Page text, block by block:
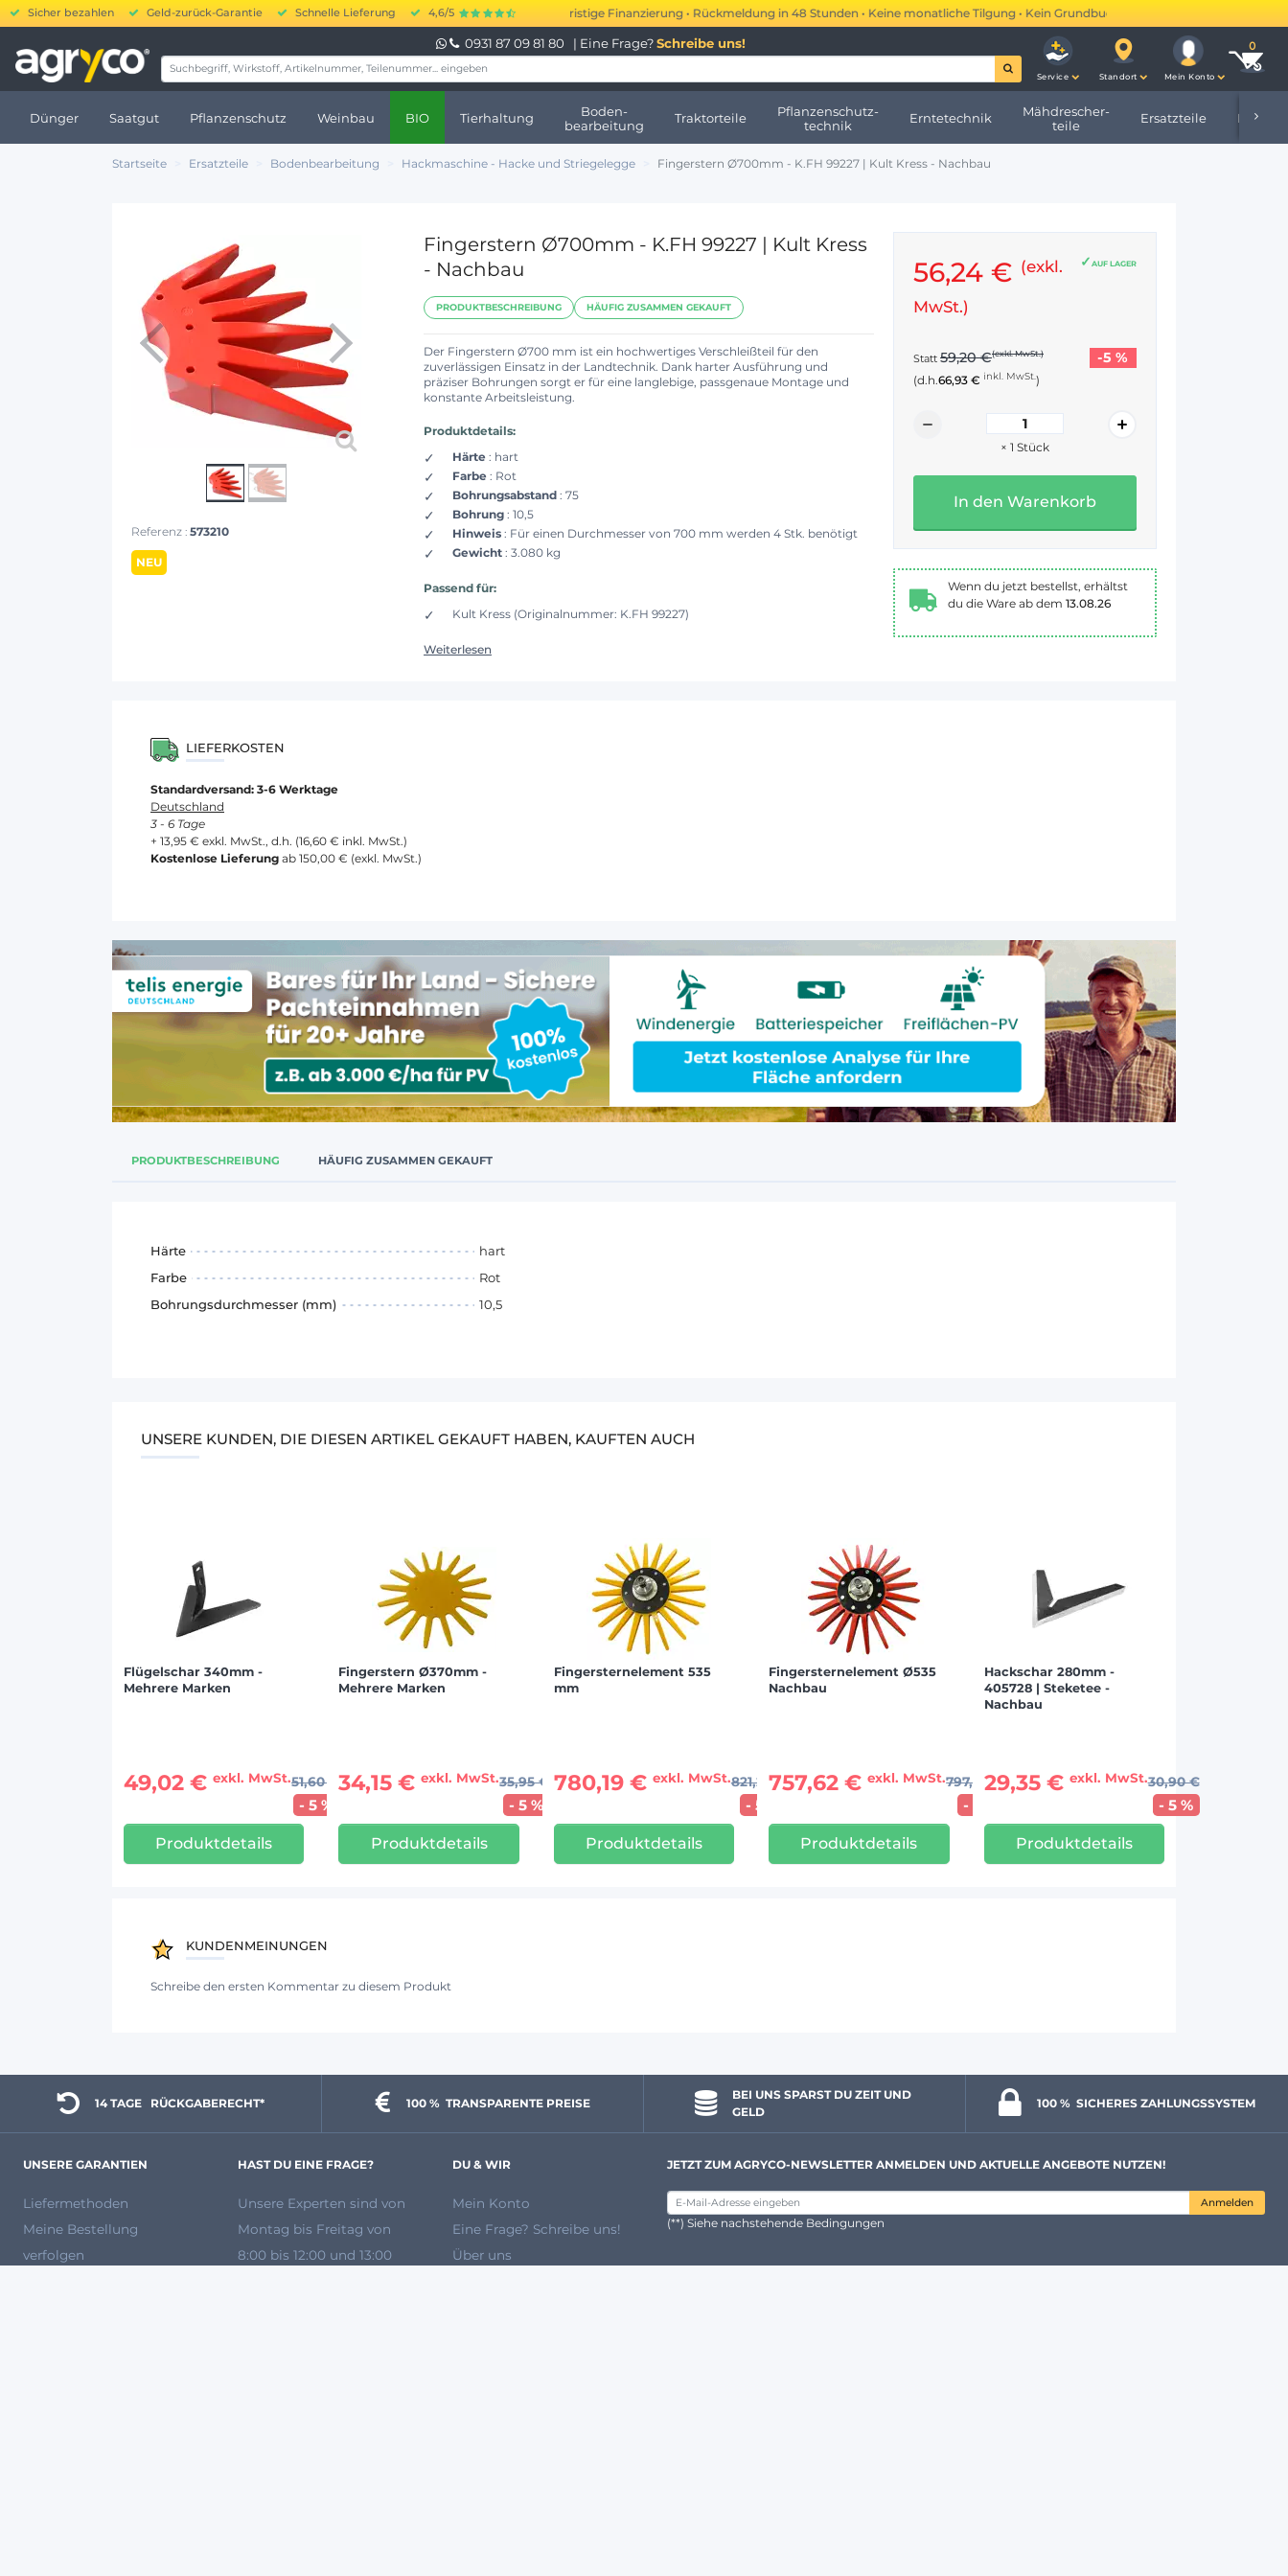
Sicher bezahlen Geld-zurück-Garantie Schnelle Lieferung 4,6/5
20.000 bis 250.000 € kurzfristige Finanzierung • Rückmeldung in 48 Stunden • Keine monatliche Tilgung • Kein Grundbucheintrag •
0931 87 09 81 80 | Eine Frage? Schreibe uns!
Service Standort Mein Konto
Dünger Saatgut Pflanzenschutz Weinbau BIO Tierhaltung
Boden-
bearbeitung
Traktorteile
Pflanzenschutz-
technik
Erntetechnik
Mähdrescher-
teile
Ersatzteile
Startseite Ersatzteile Bodenbearbeitung Hackmaschine - Hacke und Striegelegge Fingerstern Ø700mm - K.FH 99227 | Kult Kress - Nachbau
Referenz : 573210
NEU
Fingerstern Ø700mm - K.FH 99227 | Kult Kress
- Nachbau
PRODUKTBESCHREIBUNG HÄUFIG ZUSAMMEN GEKAUFT
Der Fingerstern Ø700 mm ist ein hochwertiges Verschleißteil für den
zuverlässigen Einsatz in der Landtechnik. Dank harter Ausführung und
präziser Bohrungen sorgt er für eine langlebige, passgenaue Montage und
konstante Arbeitsleistung.
Produktdetails:
Härte : hart
Farbe : Rot
Bohrungsabstand : 75
Bohrung : 10,5
Hinweis : Für einen Durchmesser von 700 mm werden 4 Stk. benötigt
Gewicht : 3.080 kg
Passend für:
Kult Kress (Originalnummer: K.FH 99227)
Weiterlesen
AUF LAGER
56,24 € (exkl.
MwSt.)
Statt 59,20 €(exkl. MwSt.) -5 %
(d.h.66,93 € inkl. MwSt.)
× 1 Stück
In den Warenkorb
Wenn du jetzt bestellst, erhältst
du die Ware ab dem 13.08.26
LIEFERKOSTEN
Standardversand: 3-6 Werktage
Deutschland
3 - 6 Tage
+ 13,95 € exkl. MwSt., d.h. (16,60 € inkl. MwSt.)
Kostenlose Lieferung ab 150,00 € (exkl. MwSt.)
PRODUKTBESCHREIBUNG HÄUFIG ZUSAMMEN GEKAUFT
Härte
hart
Farbe
Rot
Bohrungsdurchmesser (mm)
10,5
UNSERE KUNDEN, DIE DIESEN ARTIKEL GEKAUFT HABEN, KAUFTEN AUCH
Flügelschar 340mm -
Mehrere Marken
49,02 € exkl. MwSt.51,60 €
- 5 %
Produktdetails
Fingerstern Ø370mm -
Mehrere Marken
34,15 €exkl. MwSt.35,95 €
- 5 %
Produktdetails
Fingersternelement 535
mm
780,19 € exkl. MwSt.821,25 €
- 5 %
Produktdetails
Fingersternelement Ø535
Nachbau
757,62 €exkl. MwSt.797,50 €
- 5 %
Produktdetails
Hackschar 280mm -
405728 | Steketee -
Nachbau
29,35 € exkl. MwSt.30,90 €
- 5 %
Produktdetails
KUNDENMEINUNGEN
Schreibe den ersten Kommentar zu diesem Produkt
14 TAGE
  RÜCKGABERECHT*
100 % TRANSPARENTE PREISE
BEI UNS SPARST DU ZEIT UND
GELD
100 % SICHERES ZAHLUNGSSYSTEM
UNSERE GARANTIEN
Liefermethoden
Meine Bestellung
verfolgen
HAST DU EINE FRAGE?
Unsere Experten sind von
Montag bis Freitag von
8:00 bis 12:00 und 13:00
DU & WIR
Mein Konto
Eine Frage? Schreibe uns!
Über uns
JETZT ZUM AGRYCO-NEWSLETTER ANMELDEN UND AKTUELLE ANGEBOTE NUTZEN!
Anmelden
(**) Siehe nachstehende Bedingungen